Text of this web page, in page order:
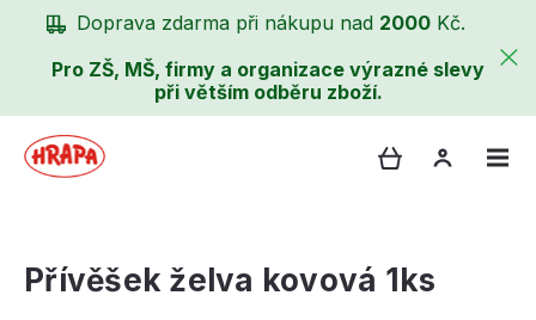
Doprava zdarma při nákupu nad 2000 Kč.
Pro ZŠ, MŠ, firmy a organizace výrazné slevy
při větším odběru zboží.
Přívěšek želva kovová 1ks